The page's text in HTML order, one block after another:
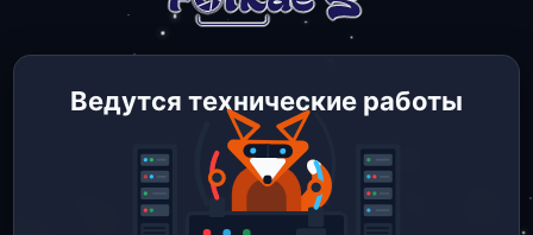
Ведутся технические работы